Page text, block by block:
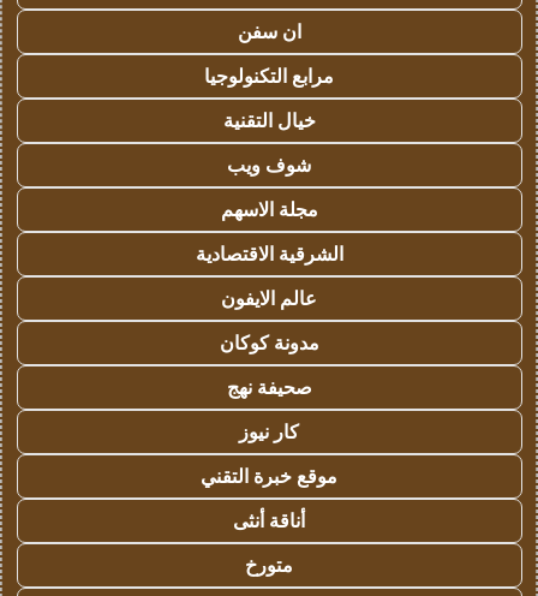
ان سفن
مرابع التكنولوجيا
خيال التقنية
شوف ويب
مجلة الاسهم
الشرقية الاقتصادية
عالم الايفون
مدونة كوكان
صحيفة نهج
كار نيوز
موقع خبرة التقني
أناقة أنثى
متورخ